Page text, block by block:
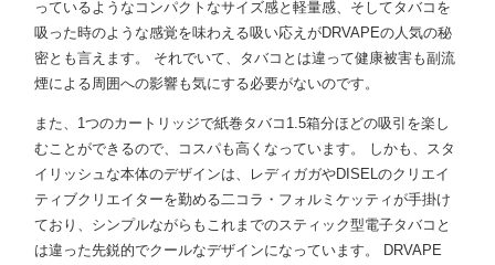
っているようなコンパクトなサイズ感と軽量感、そしてタバコを
吸った時のような感覚を味わえる吸い応えがDRVAPEの人気の秘
密とも言えます。 それでいて、タバコとは違って健康被害も副流
煙による周囲への影響も気にする必要がないのです。
また、1つのカートリッジで紙巻タバコ1.5箱分ほどの吸引を楽し
むことができるので、コスパも高くなっています。 しかも、スタ
イリッシュな本体のデザインは、レディガガやDISELのクリエイ
ティブクリエイターを勤める二コラ・フォルミケッティが手掛け
ており、シンプルながらもこれまでのスティック型電子タバコと
は違った先鋭的でクールなデザインになっています。 DRVAPE